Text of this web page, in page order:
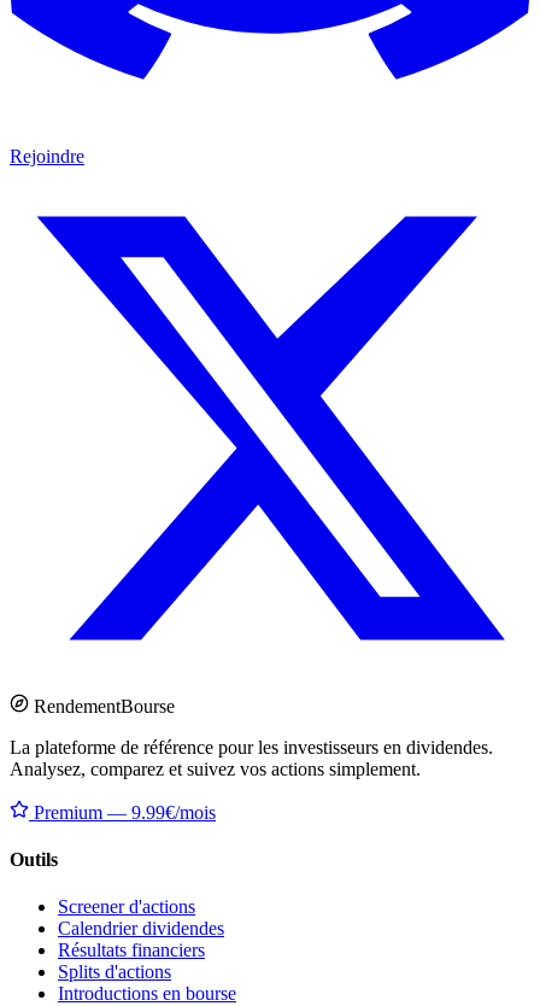
Rejoindre
RendementBourse
La plateforme de référence pour les investisseurs en dividendes.
Analysez, comparez et suivez vos actions simplement.
Premium — 9.99€/mois
Outils
Screener d'actions
Calendrier dividendes
Résultats financiers
Splits d'actions
Introductions en bourse